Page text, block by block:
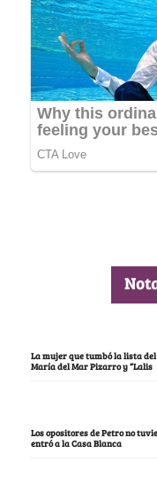
La mujer que tumbó la lista
María del Mar Pizarro y “Lalis
Los opositores de Petro no
entró a la Casa Blanca